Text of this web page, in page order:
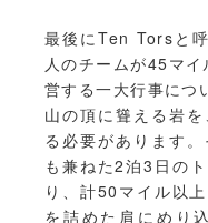
最後にTen Torsと
人のチームが45マ
営する一大行事につ
山の頂に聳える岩
る必要があります
も兼ねた2泊3日の
り、計50マイル以
を詰めた肩にめり